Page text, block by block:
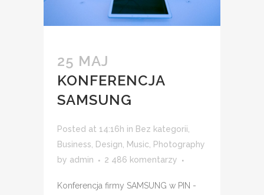
25 MAJ
KONFERENCJA
SAMSUNG
Posted at 14:16h in Bez kategorii
Business
Design Music
Photography
by admin 2 486 komentarzy
Konferencja firmy SAMSUNG w PIN -